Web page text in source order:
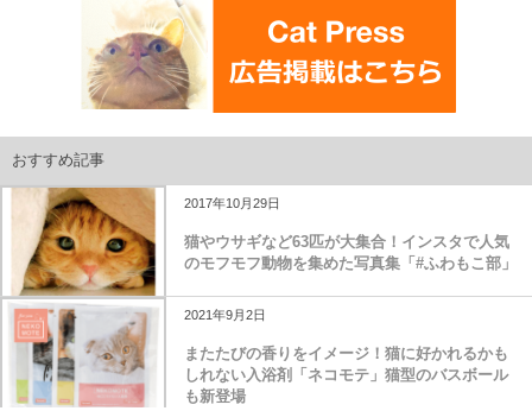
おすすめ記事
2017年10月29日
猫やウサギなど63匹が大集合！インスタで人気
のモフモフ動物を集めた写真集「#ふわもこ部」
2021年9月2日
またたびの香りをイメージ！猫に好かれるかも
しれない入浴剤「ネコモテ」猫型のバスボール
も新登場